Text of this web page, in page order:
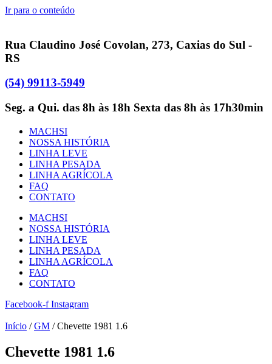
Ir para o conteúdo
Rua Claudino José Covolan, 273, Caxias do Sul -
RS
(54) 99113-5949
Seg. a Qui. das 8h às 18h Sexta das 8h às 17h30min
MACHSI
NOSSA HISTÓRIA
LINHA LEVE
LINHA PESADA
LINHA AGRÍCOLA
FAQ
CONTATO
MACHSI
NOSSA HISTÓRIA
LINHA LEVE
LINHA PESADA
LINHA AGRÍCOLA
FAQ
CONTATO
Facebook-f Instagram
Início /GM / Chevette 1981 1.6
Chevette 1981 1.6